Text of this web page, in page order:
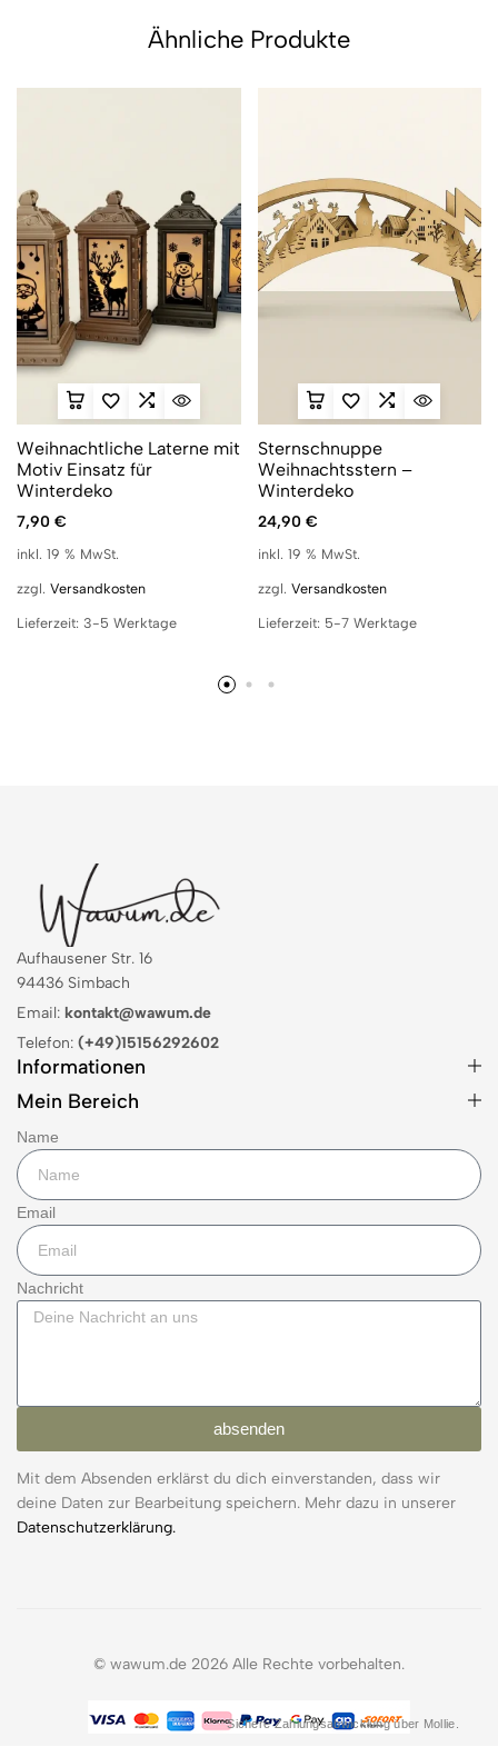
Ähnliche Produkte
Weihnachtliche Laterne mit
Motiv Einsatz für
Winterdeko
7,90 €
inkl. 19 % MwSt.
zzgl. Versandkosten
Lieferzeit: 3-5 Werktage
Sternschnuppe
Weihnachtsstern –
Winterdeko
24,90 €
inkl. 19 % MwSt.
zzgl. Versandkosten
Lieferzeit: 5-7 Werktage
Aufhausener Str. 16
94436 Simbach
Email: kontakt@wawum.de
Telefon: (+49)15156292602
Informationen
Mein Bereich
Name
Email
Nachricht
absenden
Mit dem Absenden erklärst du dich einverstanden, dass wir
deine Daten zur Bearbeitung speichern. Mehr dazu in unserer
Datenschutzerklärung.
© wawum.de 2026 Alle Rechte vorbehalten.
Sichere Zahlungsabwicklung über Mollie.